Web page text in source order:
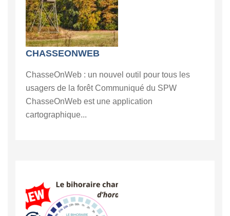
CHASSEONWEB
ChasseOnWeb : un nouvel outil pour tous les
usagers de la forêt Communiqué du SPW
ChasseOnWeb est une application
cartographique...